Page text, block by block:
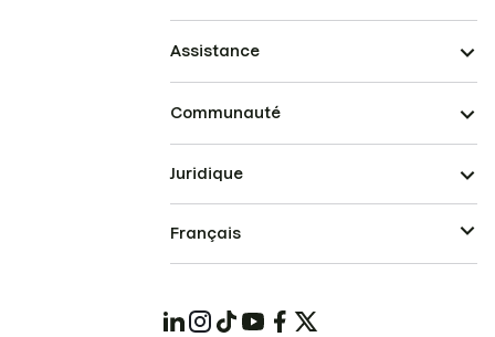
Assistance
Communauté
Juridique
Français